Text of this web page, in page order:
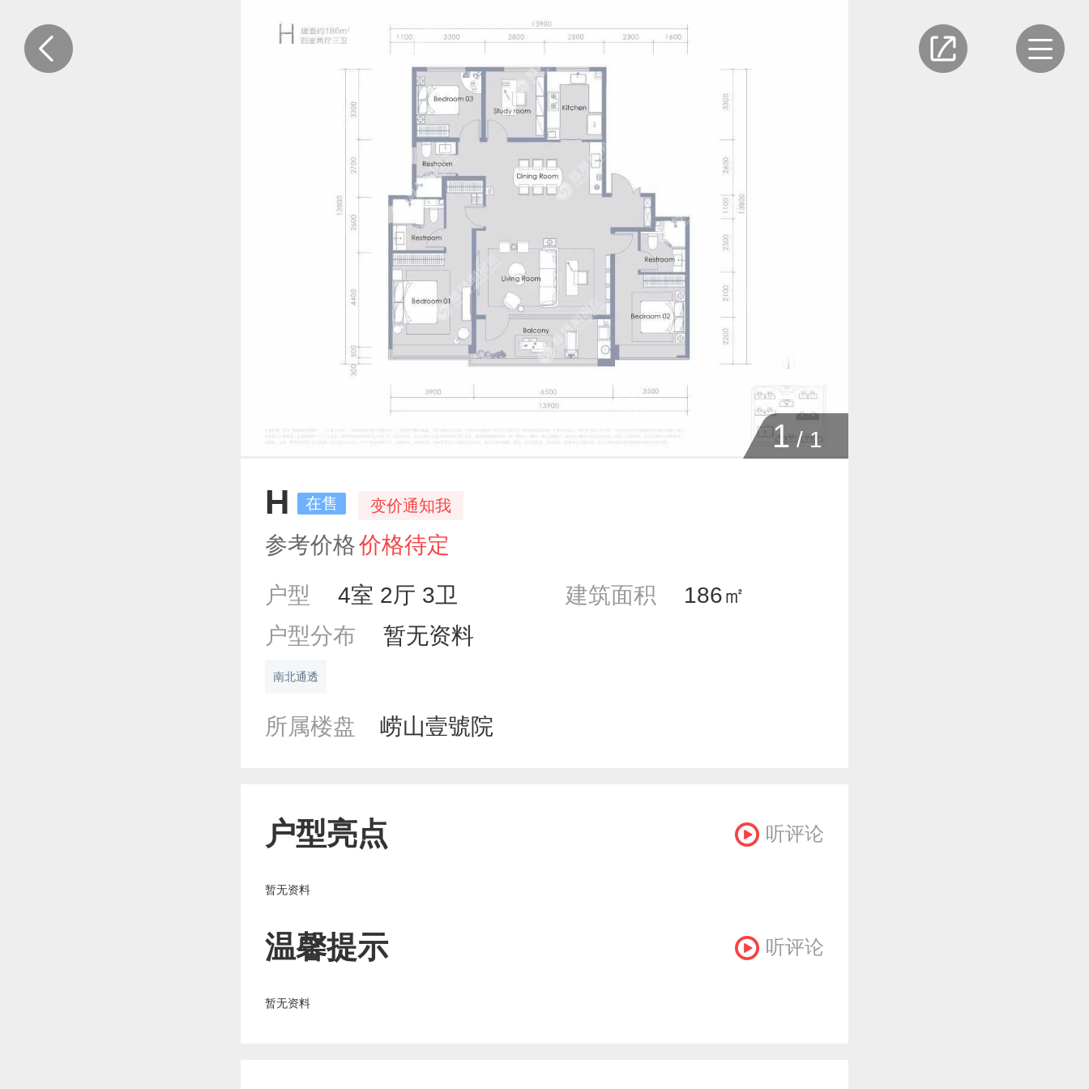
1/1
H 在售 变价通知我
参考价格价格待定
户型
4室 2厅 3卫 建筑面积
186㎡
户型分布
暂无资料
南北通透
所属楼盘 崂山壹號院
户型亮点 听评论
暂无资料
温馨提示 听评论
暂无资料